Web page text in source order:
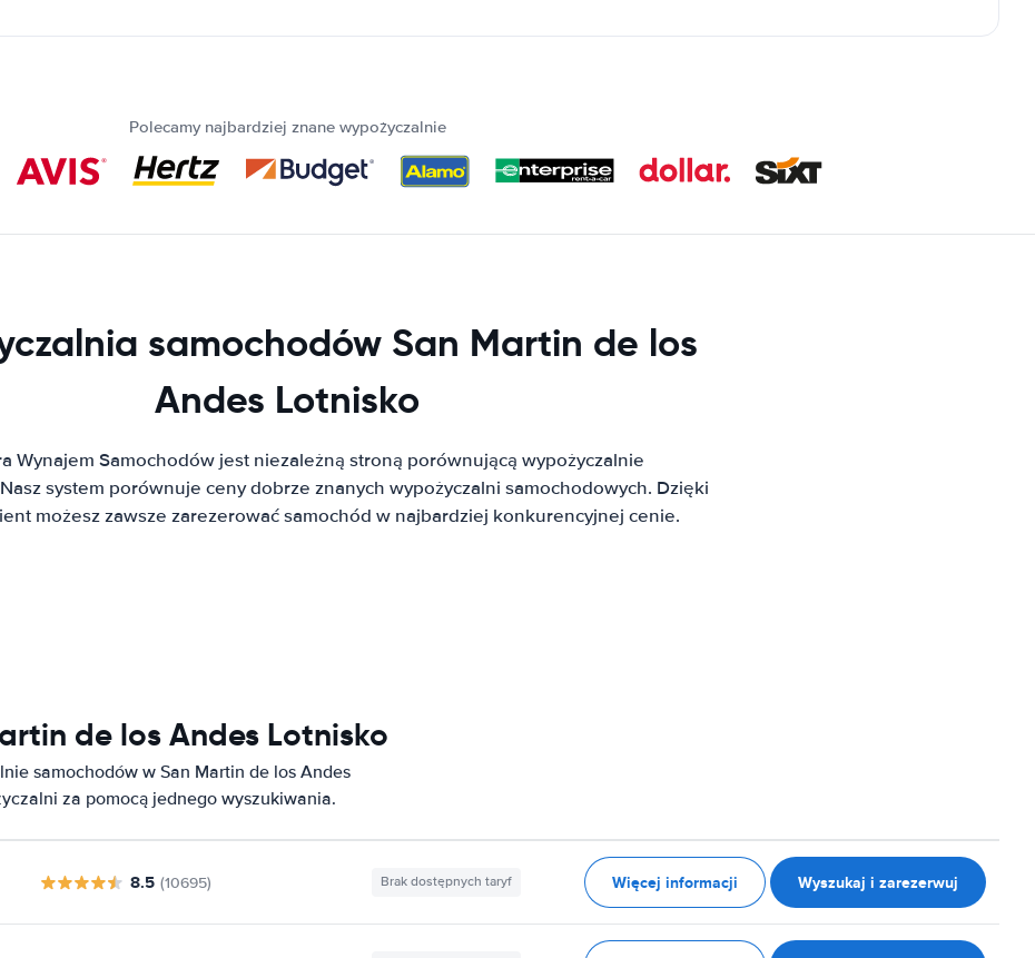
Polecamy najbardziej znane wypożyczalnie
samochodów San Martin de los
Andes Lotnisko
Wynajem Samochodów jest niezależną stroną porównującą wypożyczalnie
system porównuje ceny dobrze znanych wypożyczalni samochodowych. Dzięki
możesz zawsze zarezerować samochód w najbardziej konkurencyjnej cenie.
de los Andes Lotnisko
samochodów w San Martin de los Andes
za pomocą jednego wyszukiwania.
8.5 (10695) Brak dostępnych taryf Więcej informacji Wyszukaj i zarezerwuj